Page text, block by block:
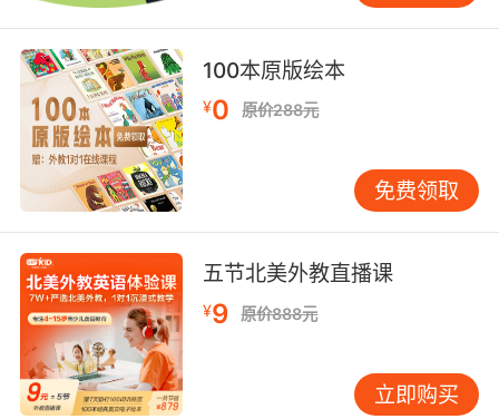
形"之间的连接。这个过程叫"语音意识"的培养，
是后续自主阅读的基础。 说到阅读，就不得不提
自然拼读。它本质上是一套解码规则，教孩子看
到字母组合就知道该发什么音。但自然拼读不是
零基础就能学的，它需要孩子先有相当量的听力
词汇储备——也就是听到一个词的发音时，脑子
里能浮现出它的意思。没有这个储备，孩子就算
拼出了读音也不知道自己在读什么，拼读就变成
了纯粹的机械训练，既枯燥又低效。一般来说，
听力输入持续半年到一年之后，再系统学习自然
拼读，效果最好。 口语输出不用刻意去"教"。孩
子的嘴巴是跟着耳朵走的，听够了自然会想说。
家长能做的，是创造一个低压力的表达环境。比
如读完绘本之后，用简单的句子聊聊画面里发生
100本原版绘本
¥0 原价288元
免费领取
五节北美外教直播课
¥9 原价888元
立即购买